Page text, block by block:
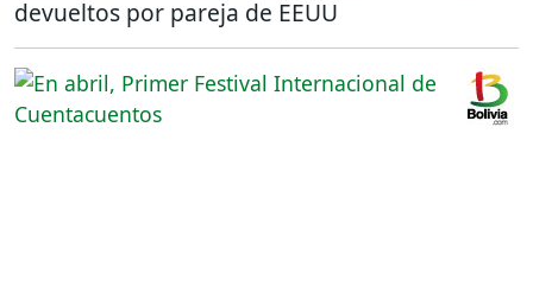
devueltos por pareja de EEUU